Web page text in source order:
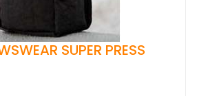
SUPER PRESS